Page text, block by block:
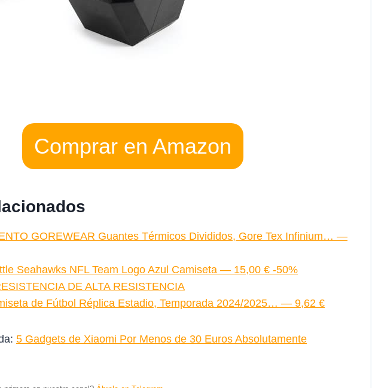
Comprar en Amazon
GOREWEAR Guantes Térmicos Divididos, Gore Tex Infinium… —
Seahawks NFL Team Logo Azul Camiseta — 15,00 € -50%
DE ALTA RESISTENCIA
de Fútbol Réplica Estadio, Temporada 2024/2025… — 9,62 €
5 Gadgets de Xiaomi Por Menos de 30 Euros Absolutamente